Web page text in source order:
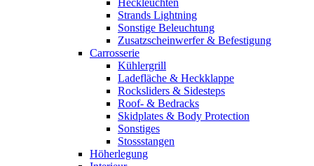
Strands Lightning
Sonstige Beleuchtung
Zusatzscheinwerfer & Befestigung
Carrosserie
Kühlergrill
Ladefläche & Heckklappe
Rocksliders & Sidesteps
Roof- & Bedracks
Skidplates & Body Protection
Sonstiges
Stossstangen
Höherlegung